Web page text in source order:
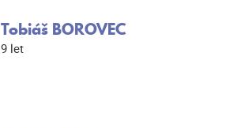
Tobiáš BOROVEC
9 let